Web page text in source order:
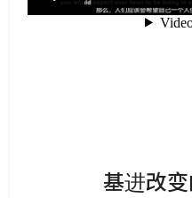
基进改